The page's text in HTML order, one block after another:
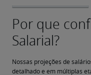
Nossas projeções de
detalhado e em múltiplas